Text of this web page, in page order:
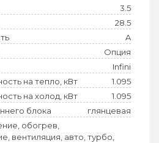
3.5
28.5
A
Опция
Infini
на тепло, кВт
1.095
на холод, кВт
1.095
блока
глянцевая
обогрев,
вентиляция, авто, турбо,